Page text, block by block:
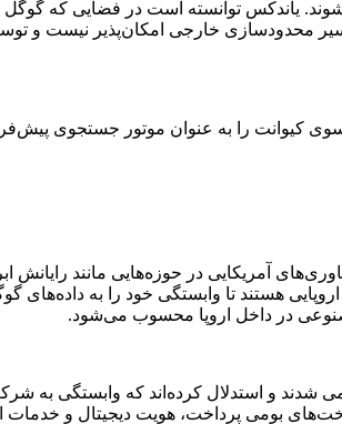
یاندکس توانسته است در فضایی که گوگل
محدودسازی خارجی امکان‌پذیر نیست و
فرانسوی کیوانت را به عنوان موتور جستجوی
آمریکایی در حوزه‌هایی مانند رایانش
هستند تا وابستگی خود را به داده‌های
در داخل اروپا محسوب می‌شود.
شدند و استدلال کرده‌اند که وابستگی به
بومی پرداخت، هویت دیجیتال و